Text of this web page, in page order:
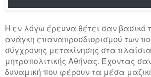
Η εν λόγω έρευνα θέτει σαν βασικό
ανάγκη επαναπροσδιορισμού των
σύγχρονης μετακίνησης στα
μητροπολιτικής Αθήνας. Έχοντας
δυναμική που φέρουν τα μέσα